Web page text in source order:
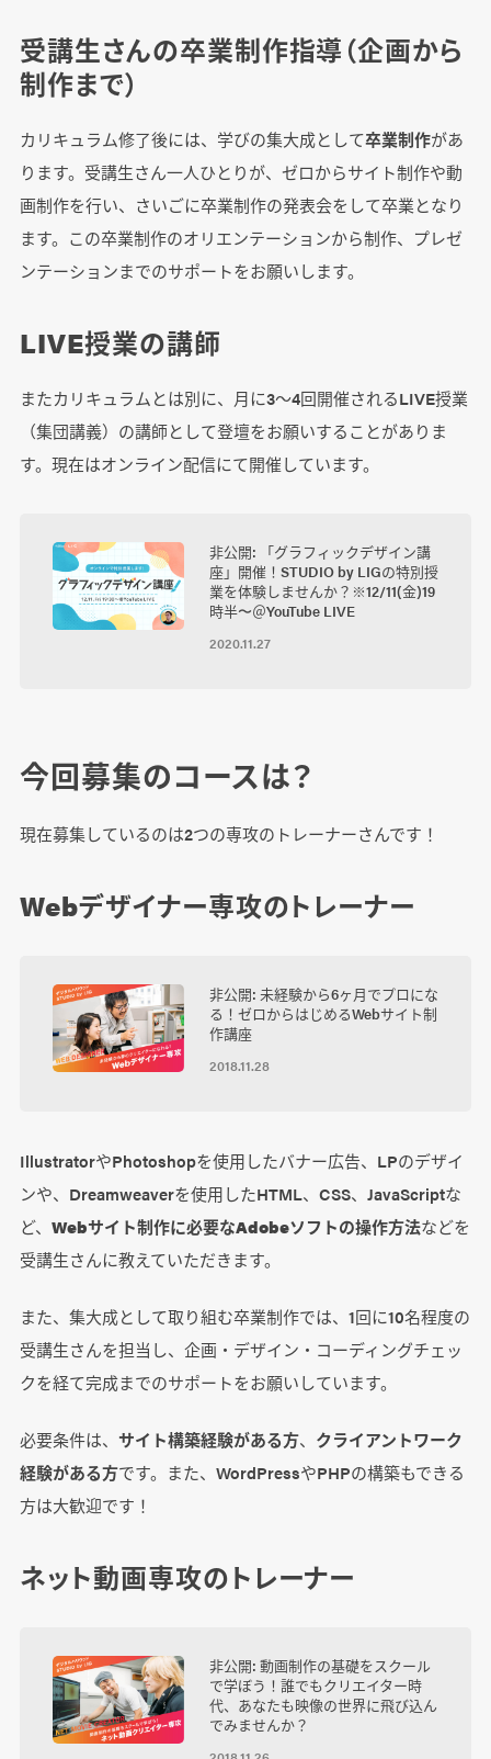
受講生さんの卒業制作指導（企画から
制作まで）
カリキュラム修了後には、学びの集大成として卒業制作があ
ります。受講生さん一人ひとりが、ゼロからサイト制作や動
画制作を行い、さいごに卒業制作の発表会をして卒業となり
ます。この卒業制作のオリエンテーションから制作、プレゼ
ンテーションまでのサポートをお願いします。
LIVE授業の講師
またカリキュラムとは別に、月に3～4回開催されるLIVE授業
（集団講義）の講師として登壇をお願いすることがありま
す。現在はオンライン配信にて開催しています。
非公開: 「グラフィックデザイン講
座」開催！STUDIO by LIGの特別授
業を体験しませんか？※12/11(金)19
時半〜＠YouTube LIVE
2020.11.27
今回募集のコースは？
現在募集しているのは2つの専攻のトレーナーさんです！
Webデザイナー専攻のトレーナー
非公開: 未経験から6ヶ月でプロにな
る！ゼロからはじめるWebサイト制
作講座
2018.11.28
IllustratorやPhotoshopを使用したバナー広告、LPのデザイ
ンや、Dreamweaverを使用したHTML、CSS、JavaScriptな
ど、 Webサイト制作に必要なAdobeソフトの操作方法などを
受講生さんに教えていただきます。
また、集大成として取り組む卒業制作では、1回に10名程度の
受講生さんを担当し、企画・デザイン・コーディングチェッ
クを経て完成までのサポートをお願いしています。
必要条件は、 サイト構築経験がある方、 クライアントワーク
経験がある方です。また、WordPressやPHPの構築もできる
方は大歓迎です！
ネット動画専攻のトレーナー
非公開: 動画制作の基礎をスクール
で学ぼう！誰でもクリエイター時
代、あなたも映像の世界に飛び込ん
でみませんか？